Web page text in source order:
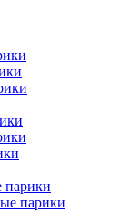
парики
парики